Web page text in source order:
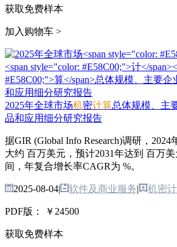
获取免费样本
加入购物车 >
2025年全球市场机密计算总体规模、主
品和应用细分研究报告
据GIR (Global Info Research)调研，
大约 百万美元，预计2031年达到 百万美
间，年复合增长率CAGR为 %。
2025-08-04| 软件及商业服务| 机密
PDF版： ￥24500
获取免费样本